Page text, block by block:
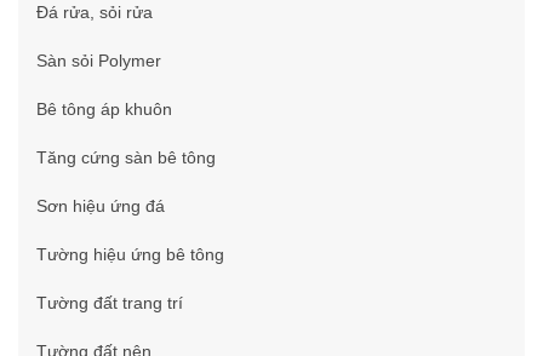
Đá rửa, sỏi rửa
Sàn sỏi Polymer
Bê tông áp khuôn
Tăng cứng sàn bê tông
Sơn hiệu ứng đá
Tường hiệu ứng bê tông
Tường đất trang trí
Tường đất nện